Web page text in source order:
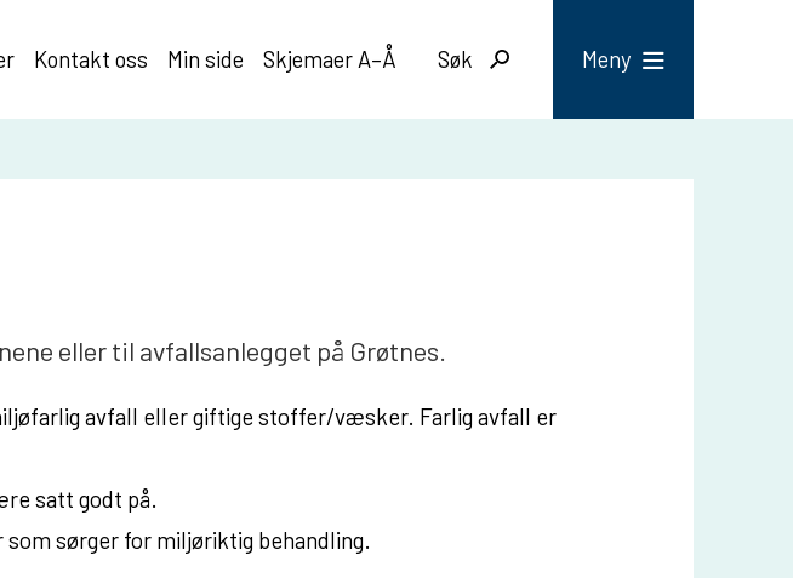
Kontakt oss Min side Skjemaer A–Å Søk Meny
eller til avfallsanlegget på Grøtnes.
avfall eller giftige stoffer/væsker. Farlig avfall er
satt godt på.
sørger for miljøriktig behandling.